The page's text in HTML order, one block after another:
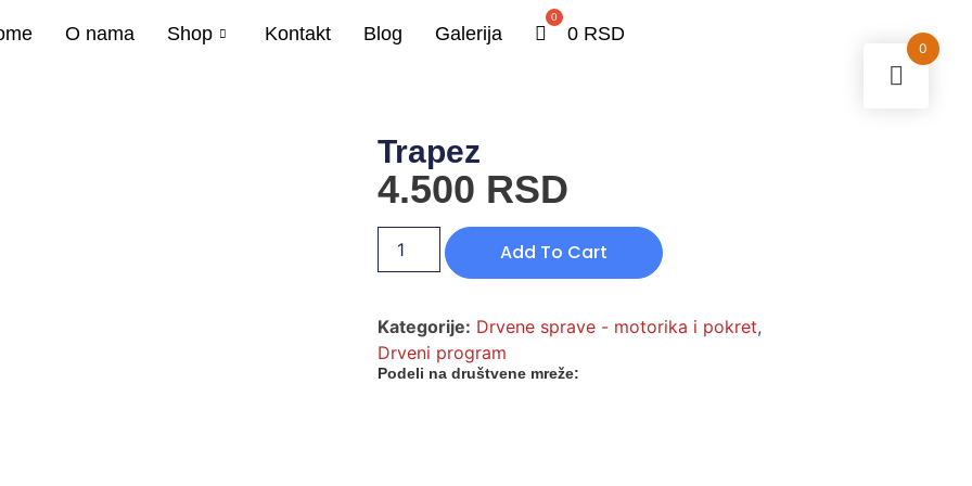
O nama Shop Kontakt Blog Galerija 0 RSD
Trapez
4.500 RSD
Add To Cart
Kategorije: Drvene sprave - motorika i pokret,
Drveni program
Podeli na društvene mreže:
0